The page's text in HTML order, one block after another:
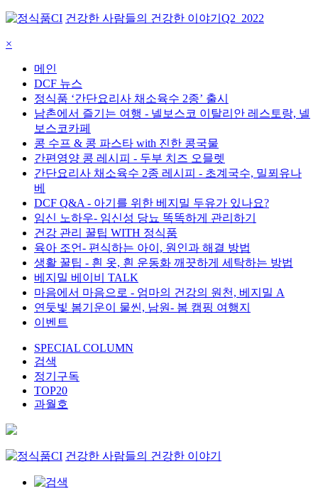
건강한 사람들의 건강한 이야기 Q2_2022
×
메인
DCF 뉴스
정식품 ‘간단요리사 채소육수 2종’ 출시
남촌에서 즐기는 여행 - 넬보스코 이탈리안 레스토랑, 넬
보스코카페
콩 수프 & 콩 파스타 with 진한 콩국물
간편영양 콩 레시피 - 두부 치즈 오믈렛
간단요리사 채소육수 2종 레시피 - 초계국수, 밀푀유나
베
DCF Q&A - 아기를 위한 베지밀 두유가 있나요?
임신 노하우- 임신성 당뇨 똑똑하게 관리하기
건강 관리 꿀팁 WITH 정식품
육아 조언- 편식하는 아이, 원인과 해결 방법
생활 꿀팁 - 흰 옷, 흰 운동화 깨끗하게 세탁하는 방법
베지밀 베이비 TALK
마음에서 마음으로 - 엄마의 건강의 원천, 베지밀 A
연둣빛 봄기운이 물씬, 남원- 봄 캠핑 여행지
이벤트
SPECIAL COLUMN
검색
정기구독
TOP20
과월호
건강한 사람들의 건강한 이야기